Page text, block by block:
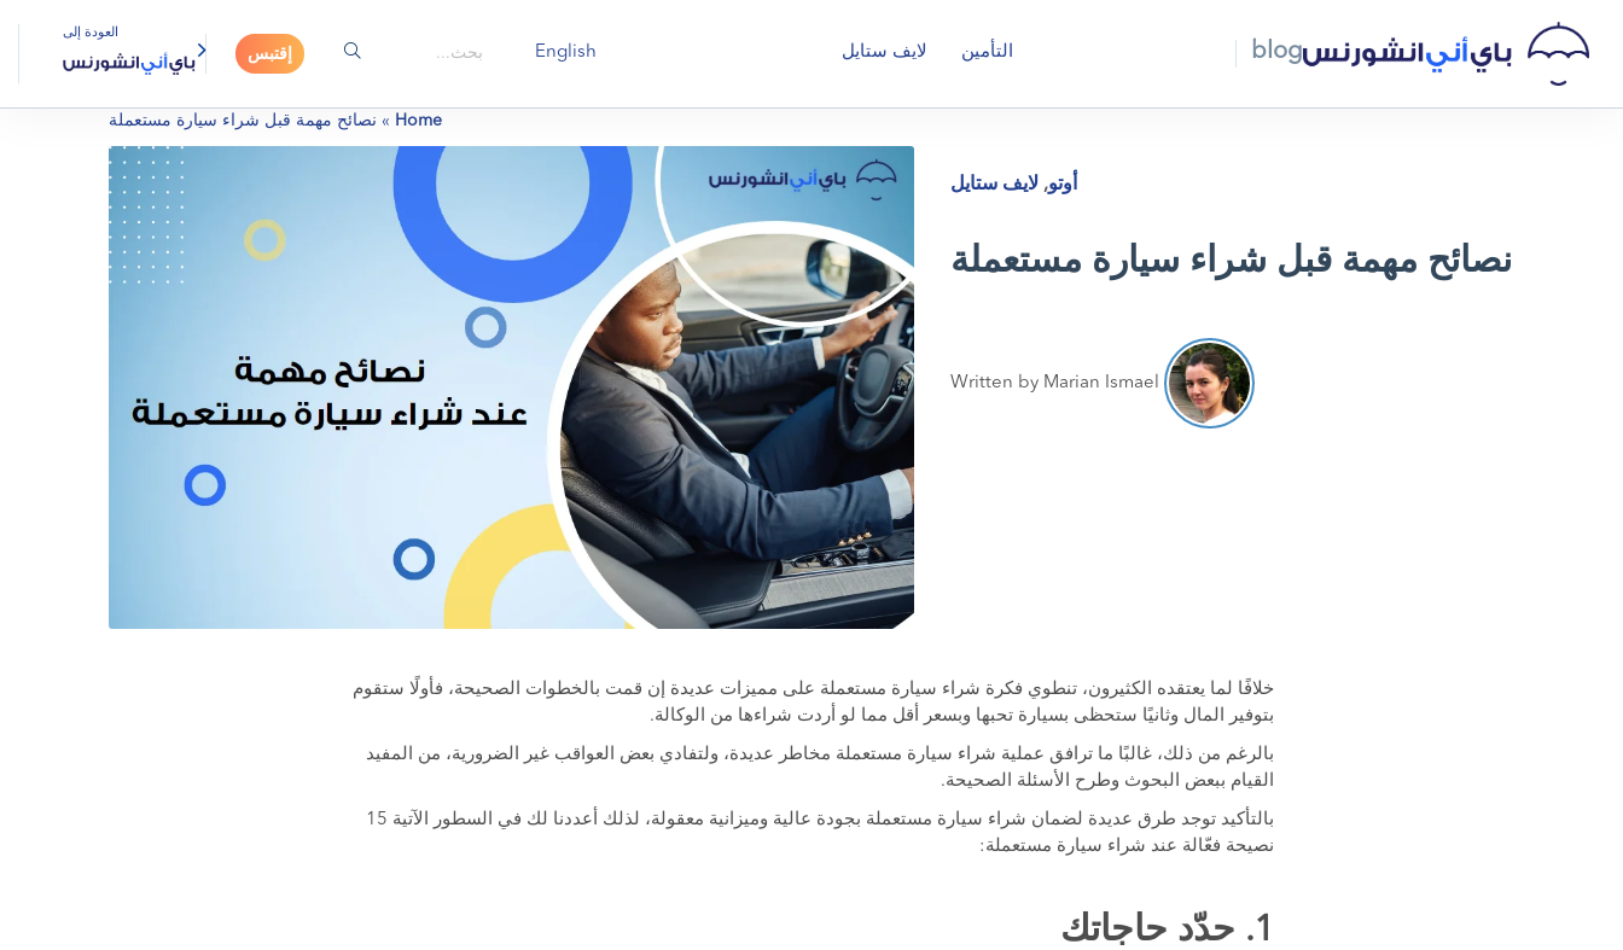
blog التأمين لايف ستايل English إقتبس
العودة إلى
Home
» نصائح مهمة قبل شراء سيارة مستعملة
أوتو,لايف ستايل
نصائح مهمة قبل شراء سيارة مستعملة
Written by Marian Ismael
خلافًا لما يعتقده الكثيرون، تنطوي فكرة شراء سيارة مستعملة على مميزات عديدة إن قمت بالخطوات الصحيحة، فأولًا ستقوم
بتوفير المال وثانيًا ستحظى بسيارة تحبها وبسعر أقل مما لو أردت شراءها من الوكالة.
بالرغم من ذلك، غالبًا ما ترافق عملية شراء سيارة مستعملة مخاطر عديدة، ولتفادي بعض العواقب غير الضرورية، من المفيد
القيام ببعض البحوث وطرح الأسئلة الصحيحة.
بالتأكيد توجد طرق عديدة لضمان شراء سيارة مستعملة بجودة عالية وميزانية معقولة، لذلك أعددنا لك في السطور الآتية 15
نصيحة فعّالة عند شراء سيارة مستعملة:
1. حدّد حاجاتك